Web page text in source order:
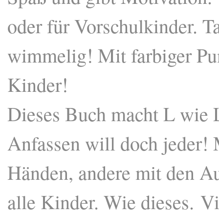
oder für Vorschulkinder.
wimmelig! Mit farbiger
Kinder!
Dieses Buch macht L wie
Anfassen will doch jeder!
Händen, andere mit den
alle Kinder. Wie dieses.